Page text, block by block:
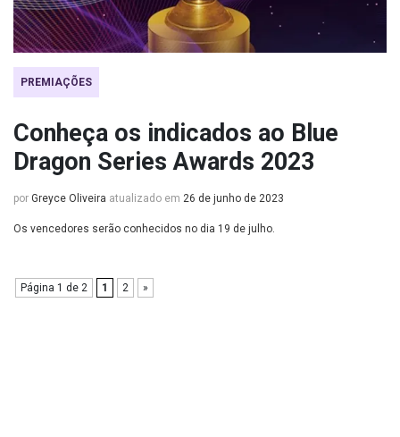
PREMIAÇÕES
Conheça os indicados ao Blue
Dragon Series Awards 2023
por Greyce Oliveira atualizado em 26 de junho de 2023
Os vencedores serão conhecidos no dia 19 de julho.
Página 1 de 2 1 2 »